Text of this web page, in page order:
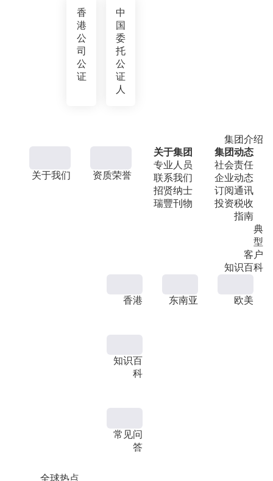
香
港
公
司
公
证
中
国
委
托
公
证
人
集团介绍
关于我们 资质荣誉
关于集团
专业人员
联系我们
招贤纳士
瑞豐刊物
集团动态
社会责任
企业动态
订阅通讯
投资税收
指南
典
型
客户
知识百科
全球热点
香港 东南亚 欧美
知识百
科
常见问
答